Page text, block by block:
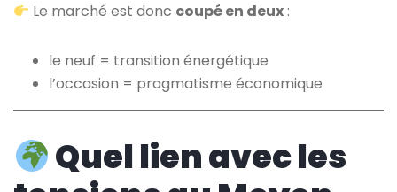
Le marché est donc coupé en deux :
le neuf = transition énergétique
l’occasion = pragmatisme économique
Quel lien avec les